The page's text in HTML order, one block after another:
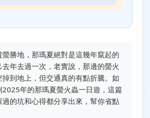
勝地，那瑪夏絕對是這幾年竄起的
年去過一次，老實說，那邊的螢火
掉到地上，但交通真的有點折騰。如
2025年的那瑪夏螢火蟲一日遊，這篇
的坑和心得都分享出來，幫你省點